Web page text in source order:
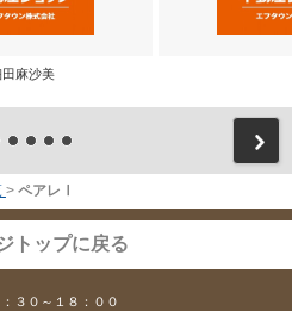
田麻沙美
> ペアレⅠ
トップに戻る
３０～１８：００